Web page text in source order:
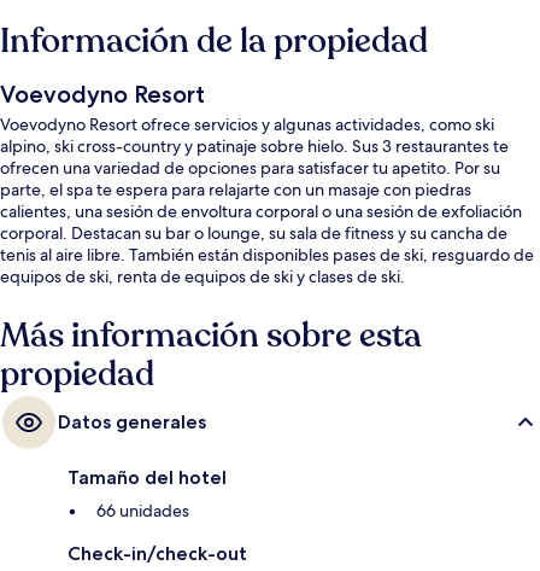
Información de la propiedad
Voevodyno Resort
Voevodyno Resort ofrece servicios y algunas actividades, como ski
alpino, ski cross-country y patinaje sobre hielo. Sus 3 restaurantes te
ofrecen una variedad de opciones para satisfacer tu apetito. Por su
parte, el spa te espera para relajarte con un masaje con piedras
calientes, una sesión de envoltura corporal o una sesión de exfoliación
corporal. Destacan su bar o lounge, su sala de fitness y su cancha de
tenis al aire libre. También están disponibles pases de ski, resguardo de
equipos de ski, renta de equipos de ski y clases de ski.
Más información sobre esta
propiedad
Datos generales
Tamaño del hotel
66 unidades
Check-in/check-out